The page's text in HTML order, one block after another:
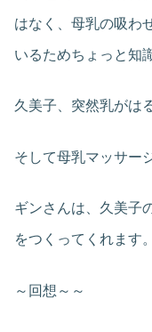
はなく、母乳の吸わ
いるためちょっと知
久美子、突然乳がは
そして母乳マッサー
ギンさんは、久美子
をつくってくれます。
～回想～～